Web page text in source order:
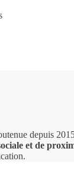
depuis
et de